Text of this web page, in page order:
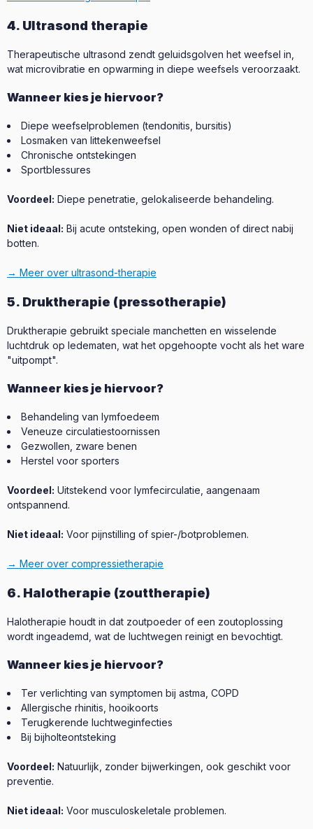
4. Ultrasond therapie
Therapeutische ultrasond zendt geluidsgolven het weefsel in,
wat microvibratie en opwarming in diepe weefsels veroorzaakt.
Wanneer kies je hiervoor?
Diepe weefselproblemen (tendonitis, bursitis)
Losmaken van littekenweefsel
Chronische ontstekingen
Sportblessures
Voordeel: Diepe penetratie, gelokaliseerde behandeling.
Niet ideaal: Bij acute ontsteking, open wonden of direct nabij
botten.
→ Meer over ultrasond-therapie
5. Druktherapie (pressotherapie)
Druktherapie gebruikt speciale manchetten en wisselende
luchtdruk op ledematen, wat het opgehoopte vocht als het ware
"uitpompt".
Wanneer kies je hiervoor?
Behandeling van lymfoedeem
Veneuze circulatiestoornissen
Gezwollen, zware benen
Herstel voor sporters
Voordeel: Uitstekend voor lymfecirculatie, aangenaam
ontspannend.
Niet ideaal: Voor pijnstilling of spier-/botproblemen.
→ Meer over compressietherapie
6. Halotherapie (zouttherapie)
Halotherapie houdt in dat zoutpoeder of een zoutoplossing
wordt ingeademd, wat de luchtwegen reinigt en bevochtigt.
Wanneer kies je hiervoor?
Ter verlichting van symptomen bij astma, COPD
Allergische rhinitis, hooikoorts
Terugkerende luchtweginfecties
Bij bijholteontsteking
Voordeel: Natuurlijk, zonder bijwerkingen, ook geschikt voor
preventie.
Niet ideaal: Voor musculoskeletale problemen.